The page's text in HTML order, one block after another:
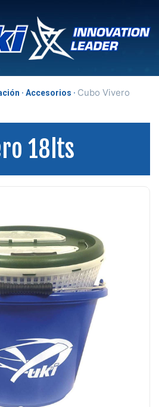
Accesorios
Cubo Vivero
18lts